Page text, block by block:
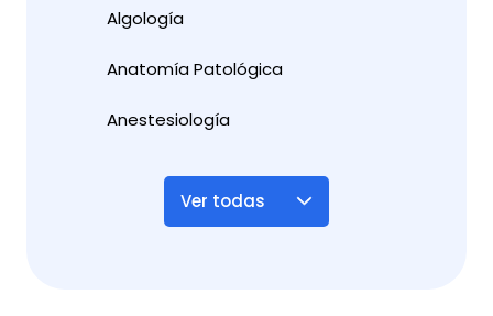
Algología
Anatomía Patológica
Anestesiología
Ver todas